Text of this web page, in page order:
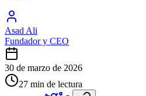
Asad Ali
Fundador y CEO
30 de marzo de 2026
27 min de lectura